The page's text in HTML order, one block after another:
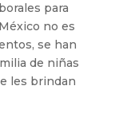
para
no es
se han
de niñas
les brindan